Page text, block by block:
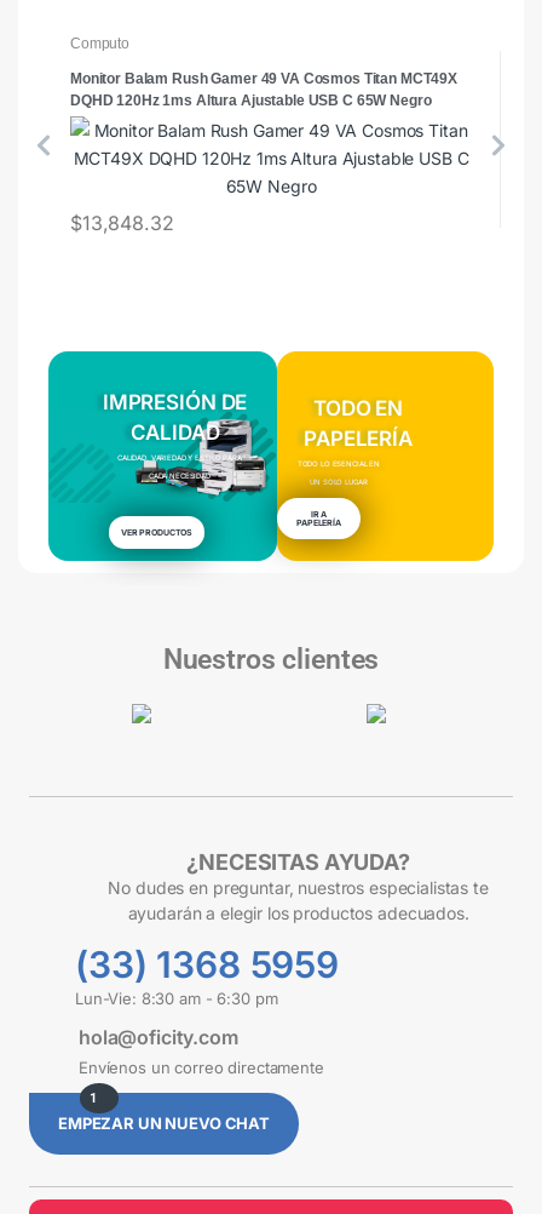
Computo
Monitor Balam Rush Gamer 49 VA Cosmos Titan MCT49X
DQHD 120Hz 1ms Altura Ajustable USB C 65W Negro
$13,848.32
IMPRESIÓN DE
CALIDAD
CALIDAD, VARIEDAD Y ESTILO PARA
CADA NECESIDAD
VER PRODUCTOS
TODO EN
PAPELERÍA
TODO LO ESENCIAL EN
UN SOLO LUGAR
IR A
PAPELERÍA
Nuestros clientes
¿NECESITAS AYUDA?
No dudes en preguntar, nuestros especialistas te
ayudarán a elegir los productos adecuados.
(33) 1368 5959
Lun-Vie: 8:30 am - 6:30 pm
hola@oficity.com
Envíenos un correo directamente
EMPEZAR UN NUEVO CHAT
1